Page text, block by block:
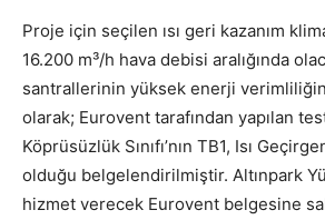
Proje için seçilen ısı geri kazanım
16.200 m³/h hava debisi aralığında
santrallerinin yüksek enerji
olarak; Eurovent tarafından yapılan
Köprüsüzlük Sınıfı’nın TB1, Isı
olduğu belgelendirilmiştir. Altınpark
hizmet verecek Eurovent belgesine